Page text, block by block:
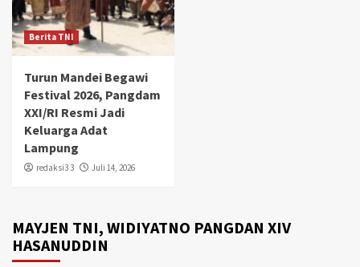
Berita TNI
Turun Mandei Begawi
Festival 2026, Pangdam
XXI/RI Resmi Jadi
Keluarga Adat
Lampung
redaksi3 3 Juli 14, 2026
MAYJEN TNI, WIDIYATNO PANGDAN XIV
HASANUDDIN